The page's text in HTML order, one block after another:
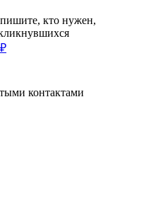
кто нужен,
₽
контактами